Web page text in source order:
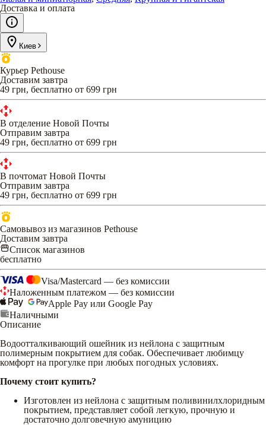
Доставка и оплата
Киев
Курьер Pethouse
Доставим завтра
49 грн, бесплатно от 699 грн
В отделение Новой Почты
Отправим завтра
49 грн, бесплатно от 699 грн
В почтомат Новой Почты
Отправим завтра
49 грн, бесплатно от 699 грн
Самовывоз из магазинов Pethouse
Доставим завтра
Список магазинов
бесплатно
Visa/Mastercard — без комиссии
Наложенным платежом — без комиссии
Apple Pay или Google Pay
Наличными
Описание
Водоотталкивающий ошейник из нейлона с защитным
полимерным покрытием для собак. Обеспечивает любимцу
комфорт на прогулке при любых погодных условиях.
Почему стоит купить?
Изготовлен из нейлона с защитным поливинилхлоридным
покрытием, представляет собой легкую, прочную и
достаточно долговечную амуницию